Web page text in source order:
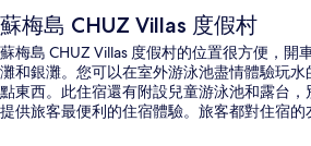
蘇梅島 CHUZ Villas 度假村
蘇梅島 CHUZ Villas 度假村的位置很方便，開
灘和銀灘。您可以在室外游泳池盡情體驗玩
點東西。此住宿還有附設兒童游泳池和露台，
提供旅客最便利的住宿體驗。旅客都對住宿的